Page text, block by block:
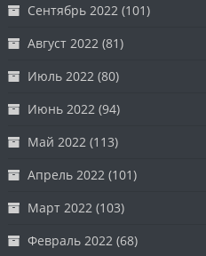
Сентябрь 2022 (101)
Август 2022 (81)
Июль 2022 (80)
Июнь 2022 (94)
Май 2022 (113)
Апрель 2022 (101)
Март 2022 (103)
Февраль 2022 (68)